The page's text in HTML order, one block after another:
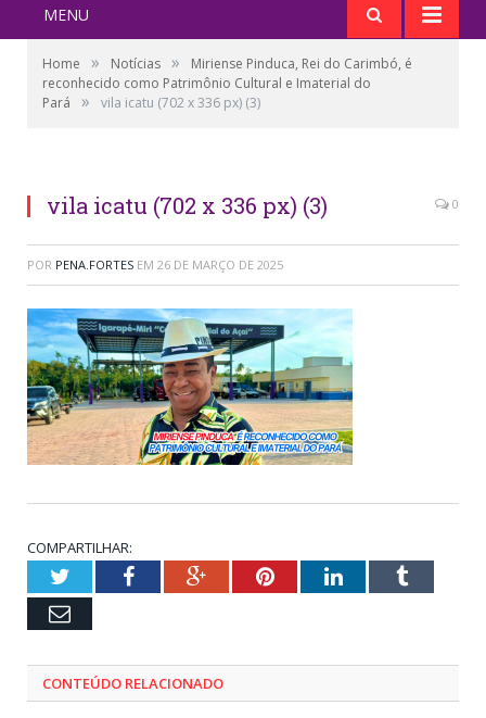
MENU
Home » Notícias »
Miriense Pinduca, Rei do Carimbó, é
reconhecido como Patrimônio Cultural e Imaterial do
Pará
» vila icatu (702 x 336 px) (3)
vila icatu (702 x 336 px) (3) 0
POR PENA.FORTES EM 26 DE MARÇO DE 2025
COMPARTILHAR:
TwitterFacebookGoogle+PinterestLinkedInTumblr
Email
CONTEÚDO RELACIONADO